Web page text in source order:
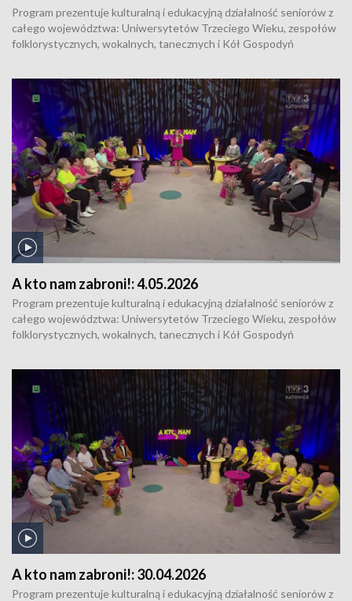
Program prezentuje kulturalną i edukacyjną działalność seniorów z
całego województwa: Uniwersytetów Trzeciego Wieku, zespołów
folklorystycznych, wokalnych, tanecznych i Kół Gospodyń
wokalistami śpiewają również znane i lubiane piosenki.
A kto nam zabroni!:4.05.2026
Program prezentuje kulturalną i edukacyjną działalność seniorów z
całego województwa: Uniwersytetów Trzeciego Wieku, zespołów
folklorystycznych, wokalnych, tanecznych i Kół Gospodyń
wokalistami śpiewają również znane i lubiane piosenki.
A kto nam zabroni!:30.04.2026
Program prezentuje kulturalną i edukacyjną działalność seniorów z